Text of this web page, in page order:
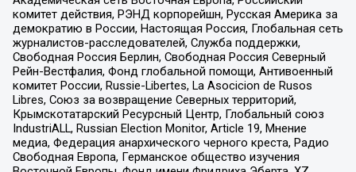
комитет действия, РЭНД корпорейшн, Русская Америка за
демократию в России, Настоящая Россия, Глобальная сеть
журналистов-расследователей, Служба поддержки,
Свободная Россия Берлин, Свободная Россия Северный
Рейн-Вестфалия, Фонд глобальной помощи, Антивоенный
комитет России, Russie-Libertes, La Asocicion de Rusos
Libres, Союз за возвращение Северных территорий,
Крымскотатарский Ресурсный Центр, Глобальный союз
IndustriALL, Russian Election Monitor, Article 19, Мнение
медиа, Федерация анархического черного креста, Радио
Свободная Европа, Германское общество изучения